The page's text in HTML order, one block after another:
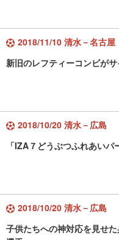
2018/11/10 清水－名古屋
新旧のレフティーコンビが
2018/10/20 清水－広島
「IZA７どうぶつふれあいパ
2018/10/20 清水－広島
子供たちへの神対応を見せ